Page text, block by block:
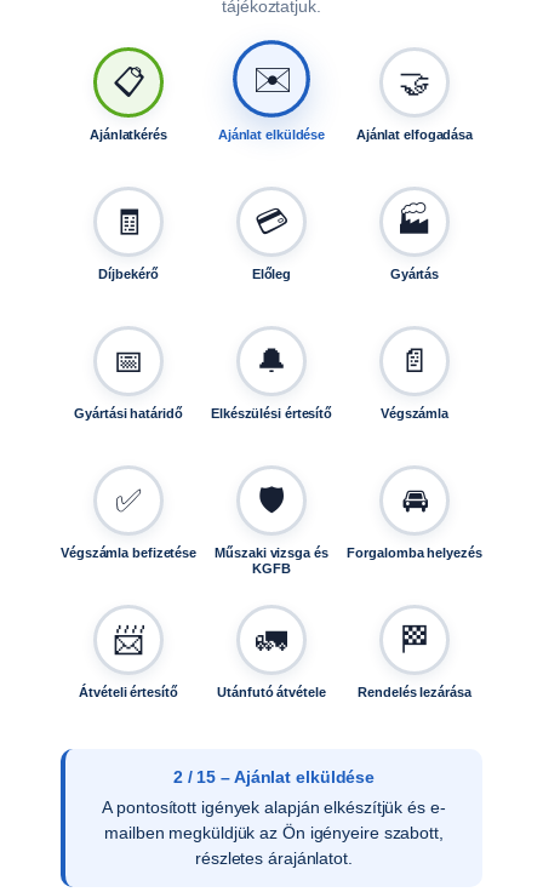
tájékoztatjuk.
📋
Ajánlatkérés
✉️
Ajánlat elküldése
🤝
Ajánlat elfogadása
🧾
Díjbekérő
💳
Előleg
🏭
Gyártás
📅
Gyártási határidő
🔔
Elkészülési értesítő
📄
Végszámla
✅
Végszámla befizetése
🛡️
Műszaki vizsga és
KGFB
🚘
Forgalomba helyezés
📨
Átvételi értesítő
🚛
Utánfutó átvétele
🏁
Rendelés lezárása
3 / 15 – Ajánlat elfogadása
Az ajánlat írásos elfogadását követően
ellenőrizzük a vevői adatokat, és rendelését
rögzítjük rendszerünkben.